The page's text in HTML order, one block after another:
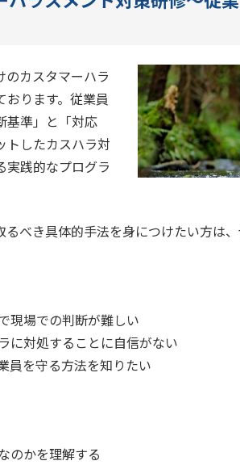
のカスタマーハラ
ります。従業員
基準」と「対応
トしたカスハラ対
実践的なプログラ
べき具体的手法を身につけたい方は
現場での判断が難しい
に対処することに自信がない
員を守る方法を知りたい
のかを理解する